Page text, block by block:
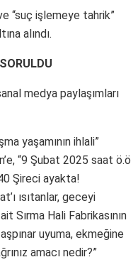
“suç işlemeye tahrik”
alındı.
medya paylaşımları
yaşamının ihlali”
“9 Şubat 2025 saat ö.ö
Şireci ayakta!
ısıtanlar, geceyi
Sırma Hali Fabrikasının
uyuma, ekmeğine
amacı nedir?”